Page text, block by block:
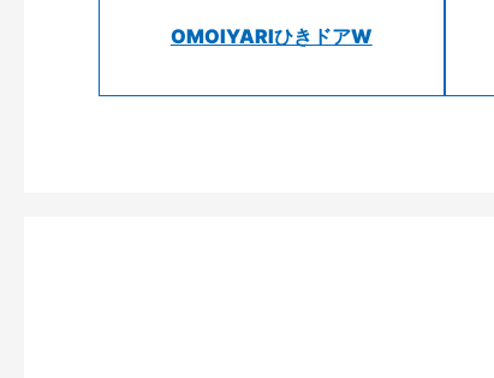
OMOIYARIひきドアW